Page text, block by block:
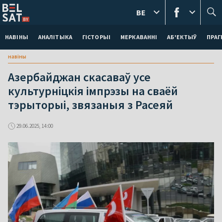
НАВІНЫ АНАЛІТЫКА ГІСТОРЫІ МЕРКАВАННI АБ'ЕКТЫЎ
BE
навіны
Азербайджан скасаваў усе
культурніцкія імпрэзы на сваёй
тэрыторыі, звязаныя з Расеяй
29.06.2025, 14:00